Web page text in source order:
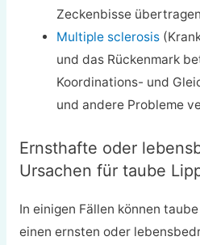
Zeckenbisse
Multiple sclerosis
und das Rückenmark
Koordinations- und
und andere Probleme
Ernsthafte oder
Ursachen für taube
In einigen Fällen können
einen ernsten oder